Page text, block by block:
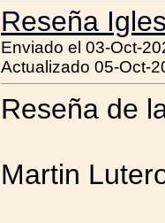
Reseña
Enviado el 03-Oct-
Actualizado 05-Oct-
Reseña de
Martin